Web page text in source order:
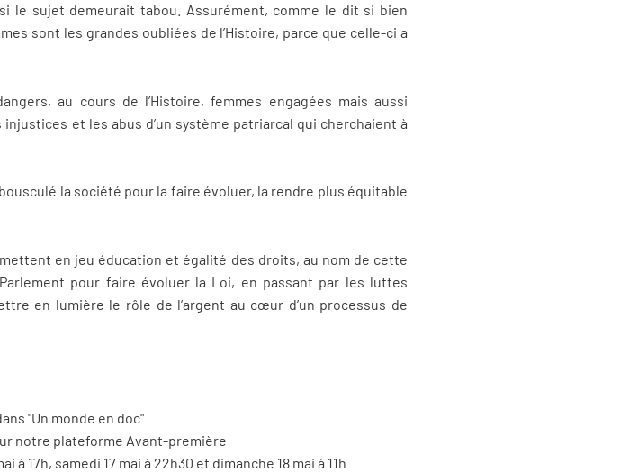
le sujet demeurait tabou. Assurément, comme le dit si bien
sont les grandes oubliées de l’Histoire, parce que celle-ci a
au cours de l’Histoire, femmes engagées mais aussi
et les abus d’un système patriarcal qui cherchaient à
la société pour la faire évoluer, la rendre plus équitable
en jeu éducation et égalité des droits, au nom de cette
pour faire évoluer la Loi, en passant par les luttes
en lumière le rôle de l’argent au cœur d’un processus de
"Un monde en doc"
notre plateforme Avant-première
à 17h, samedi 17 mai à 22h30 et dimanche 18 mai à 11h